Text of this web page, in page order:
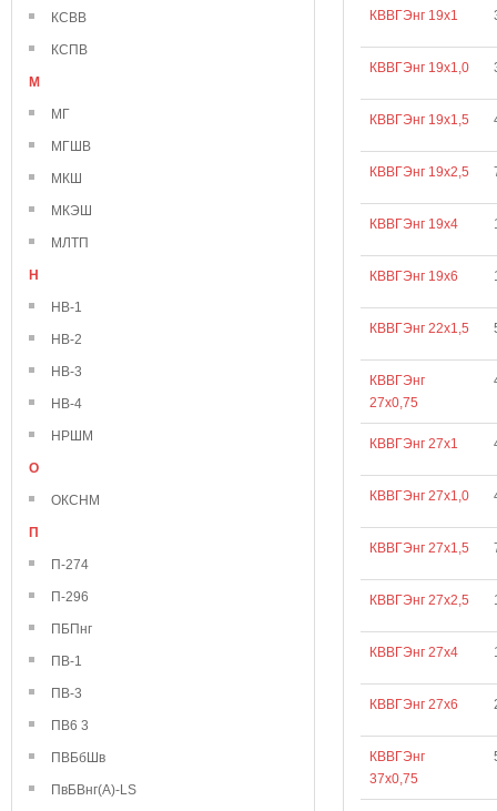
КСВВ
КСПВ
М
МГ
МГШВ
МКШ
МКЭШ
МЛТП
Н
НВ-1
НВ-2
НВ-3
НВ-4
НРШМ
О
ОКСНМ
П
П-274
П-296
ПБПнг
ПВ-1
ПВ-3
ПВ6 3
ПВБбШв
ПвБВнг(А)-LS
КВВГЭнг 19х1
КВВГЭнг 19х1,0
КВВГЭнг 19х1,5
КВВГЭнг 19х2,5
КВВГЭнг 19х4
КВВГЭнг 19х6
КВВГЭнг 22х1,5
КВВГЭнг
27х0,75
КВВГЭнг 27х1
КВВГЭнг 27х1,0
КВВГЭнг 27х1,5
КВВГЭнг 27х2,5
КВВГЭнг 27х4
КВВГЭнг 27х6
КВВГЭнг
37х0,75